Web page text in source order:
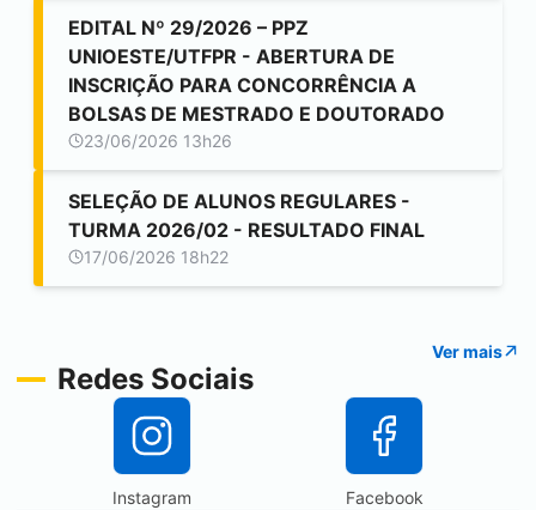
EDITAL Nº 29/2026 – PPZ
UNIOESTE/UTFPR - ABERTURA DE
INSCRIÇÃO PARA CONCORRÊNCIA A
BOLSAS DE MESTRADO E DOUTORADO
23/06/2026 13h26
SELEÇÃO DE ALUNOS REGULARES -
TURMA 2026/02 - RESULTADO FINAL
17/06/2026 18h22
Ver mais
Redes Sociais
Instagram Facebook